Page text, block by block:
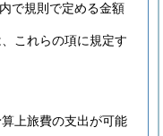
で規則で定める金額
これらの項に規定す
上旅費の支出が可能